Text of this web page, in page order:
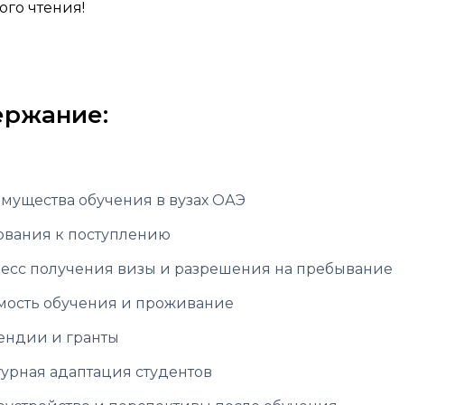
чтения!
обучения в вузах ОАЭ
к поступлению
получения визы и разрешения на пребывание
обучения и проживание
и гранты
адаптация студентов